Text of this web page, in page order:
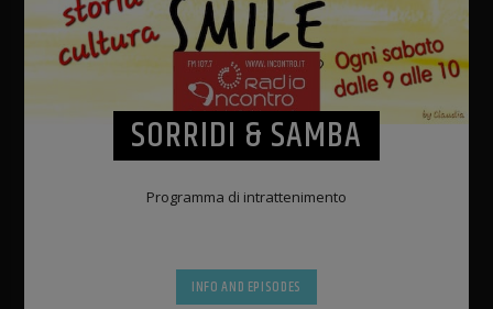
SORRIDI & SAMBA
Programma di intrattenimento
INFO AND EPISODES